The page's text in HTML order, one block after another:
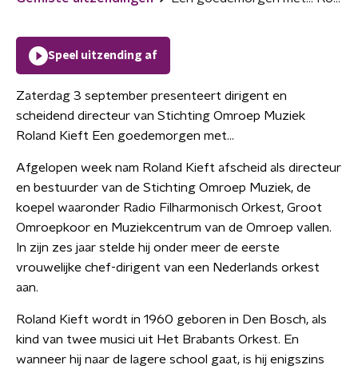
Speel uitzending af
Zaterdag 3 september presenteert dirigent en
scheidend directeur van Stichting Omroep Muziek
Roland Kieft Een goedemorgen met...
Afgelopen week nam Roland Kieft afscheid als directeur
en bestuurder van de Stichting Omroep Muziek, de
koepel waaronder Radio Filharmonisch Orkest, Groot
Omroepkoor en Muziekcentrum van de Omroep vallen.
In zijn zes jaar stelde hij onder meer de eerste
vrouwelijke chef-dirigent van een Nederlands orkest
aan.
Roland Kieft wordt in 1960 geboren in Den Bosch, als
kind van twee musici uit Het Brabants Orkest. En
wanneer hij naar de lagere school gaat, is hij enigszins